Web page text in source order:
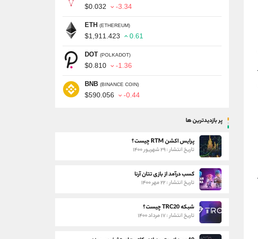
$0.032 -3.34
ETH (ETHEREUM)
$1,911.423 0.61
DOT (POLKADOT)
$0.810 -1.36
BNB (BINANCE COIN)
$590.056 -0.44
پر بازدیدترین ها
پرایس اکشن RTM چیست؟
تاریخ انتشار : ۲۹ شهریور ۱۴۰۰
کسب درآمد از بازی تتان آرنا
تاریخ انتشار : ۲۲ مهر ۱۴۰۰
شبکه TRC20 چیست؟
تاریخ انتشار : ۱۷ مرداد ۱۴۰۰